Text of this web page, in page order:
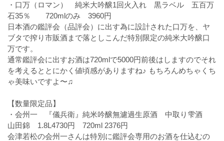
・口万（ロマン） 純米大吟醸1回火入れ 黒ラベル 五百万
石35％ 720mlのみ 3960円
日本酒の鑑評会（品評会）に出す為に設計された口万を、ヤ
ブタで搾り市販酒まで落としこんだ特別限定の純米大吟醸口
万です。
通常鑑評会に出すお酒は720mlで5000円前後はしますのでそれ
を考えるととにかく値頃感がありますね♪ もちろんめちゃくち
ゃ美味いですよ〜♫
【数量限定品】
・会州一 『儀兵衛』純米吟醸無濾過生原酒 中取り雫酒
山田錦 1.8L4730円 720ml 2376円
会津若松の会州一さんは特別に鑑評会専用のお酒を仕込むの